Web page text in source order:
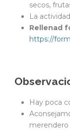
secos,
La
Rellenad
https://
Hay poca
merendero